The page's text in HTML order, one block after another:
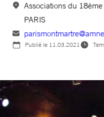
Associations du
PARIS
Publié le 11.03.2021